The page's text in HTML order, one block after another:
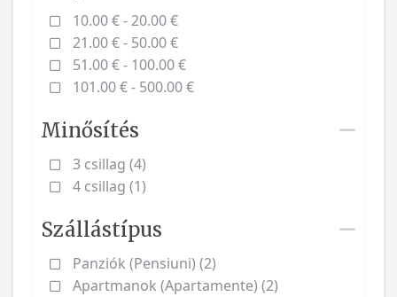
10.00 € - 20.00 €
21.00 € - 50.00 €
51.00 € - 100.00 €
101.00 € - 500.00 €
Minősítés
3 csillag (4)
4 csillag (1)
Szállástípus
Panziók (Pensiuni) (2)
Apartmanok (Apartamente) (2)